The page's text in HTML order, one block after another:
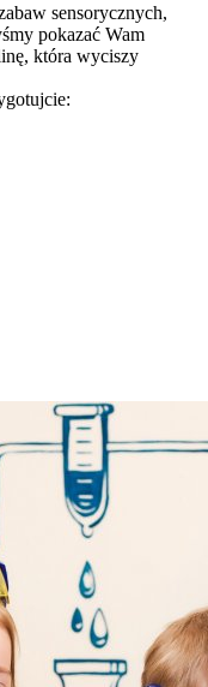
sensorycznych,
pokazać Wam
która wyciszy